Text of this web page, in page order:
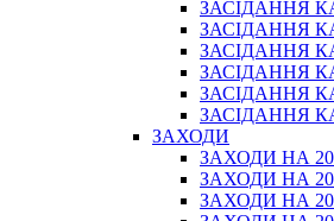
ЗАСІДАННЯ
ЗАСІДАННЯ
ЗАСІДАННЯ
ЗАСІДАННЯ
ЗАСІДАННЯ
ЗАСІДАННЯ
ЗАХОДИ
ЗАХОДИ НА
ЗАХОДИ НА
ЗАХОДИ НА